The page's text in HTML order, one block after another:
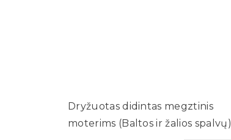
Dryžuotas didintas megztinis
moterims (Baltos ir žalios spalvų)